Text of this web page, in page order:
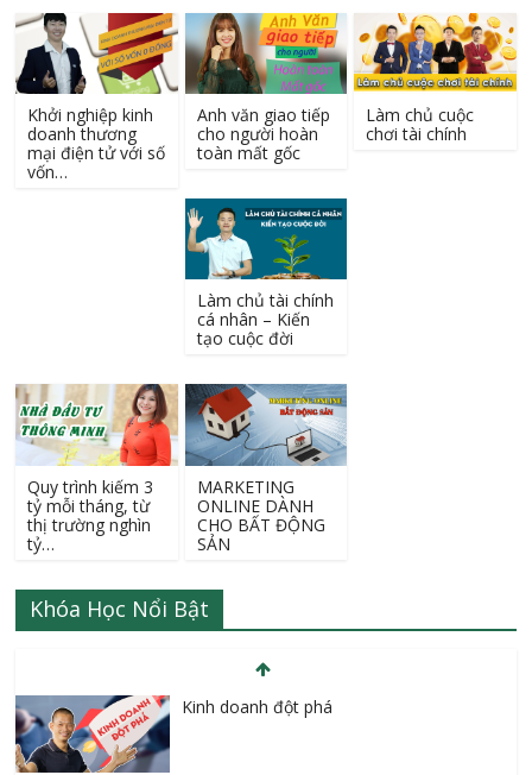
Khởi nghiệp kinh
doanh thương
mại điện tử với số
vốn…
Anh văn giao tiếp
cho người hoàn
toàn mất gốc
Làm chủ cuộc
chơi tài chính
Làm chủ tài chính
cá nhân – Kiến
tạo cuộc đời
Quy trình kiếm 3
tỷ mỗi tháng, từ
thị trường nghìn
tỷ…
MARKETING
ONLINE DÀNH
CHO BẤT ĐỘNG
SẢN
Khóa Học Nổi Bật
Kinh doanh đột phá